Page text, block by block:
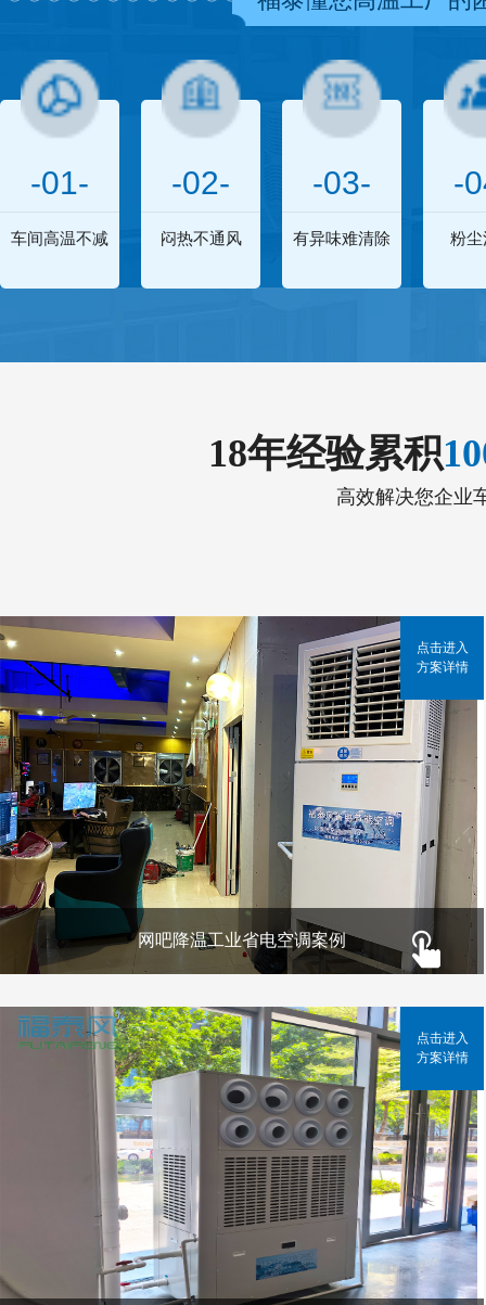
-01-
车间高温不减
-02-
闷热不通风
-03-
有异味难清除
-
粉尘
18年经验累积
高效解决您企业
网吧降温工业省电空调案例
点击进入
方案详情
点击进入
方案详情